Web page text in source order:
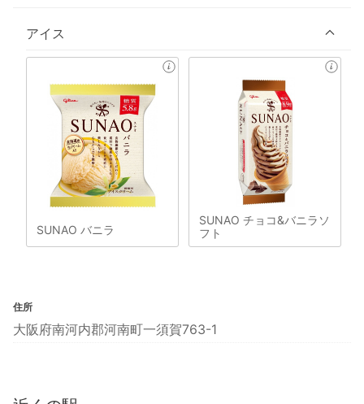
アイス
SUNAO バニラ
SUNAO チョコ&バニラソ
フト
住所
大阪府南河内郡河南町一須賀763-1